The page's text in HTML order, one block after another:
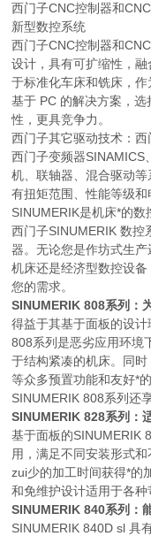
西门子CNC控制器和
新型数控系统
西门子CNC控制器和
设计，具有可扩缩性，
于标准化车床和铣床，
基于 PC 的解决方案，
性，更具竞争力。
西门子其它驱动技术：
西门子变频器SINAMICS
机、联轴器、混合驱动
有扭矩范围、性能等级和
SINUMERIK是机床*的数
西门子SINUMERIK 数控
器。无论您是作坊式生
机床还是经济型数控设
您的需求。
SINUMERIK 808系列：
得益于其基于面板的设
808系列是恶劣应用环境
于结构紧凑的机床。同
等众多预置功能和友好*
SINUMERIK 808系列还
SINUMERIK 828系列：
基于面板的SINUMERIK
用，满足不同安装形式
zui少的加工时间获得*的
和免维护设计适用于各种
SINUMERIK 840系列：
SINUMERIK 840D sl 具